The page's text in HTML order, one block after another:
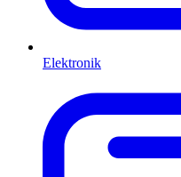
Elektronik